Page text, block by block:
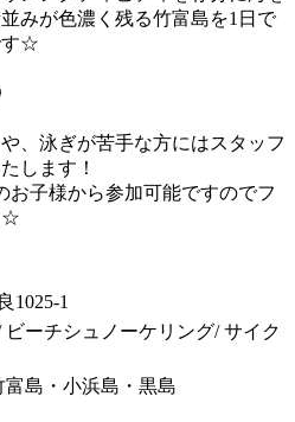
みが色濃く残る竹富島を1日で
す☆
、泳ぎが苦手な方にはスタッフ
します！
お子様から参加可能ですのでフ
☆
1025-1
ーチシュノーケリング/ サイク
島・小浜島・黒島